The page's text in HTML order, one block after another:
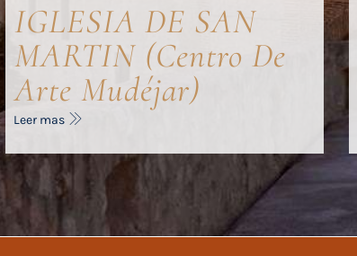
IGLESIA DE SAN
MARTIN (Centro De
Arte Mudéjar)
Leer mas